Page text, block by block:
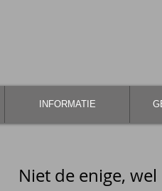
INFORMATIE
Niet de enige,